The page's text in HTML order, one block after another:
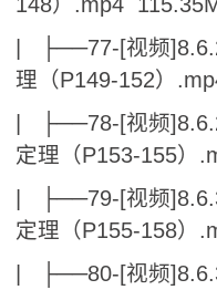
| ├──77-[视频
理（P149-152）
| ├──78-[视频
定理（P153-155）
| ├──79-[视频
定理（P155-158）
| ├──80-[视频